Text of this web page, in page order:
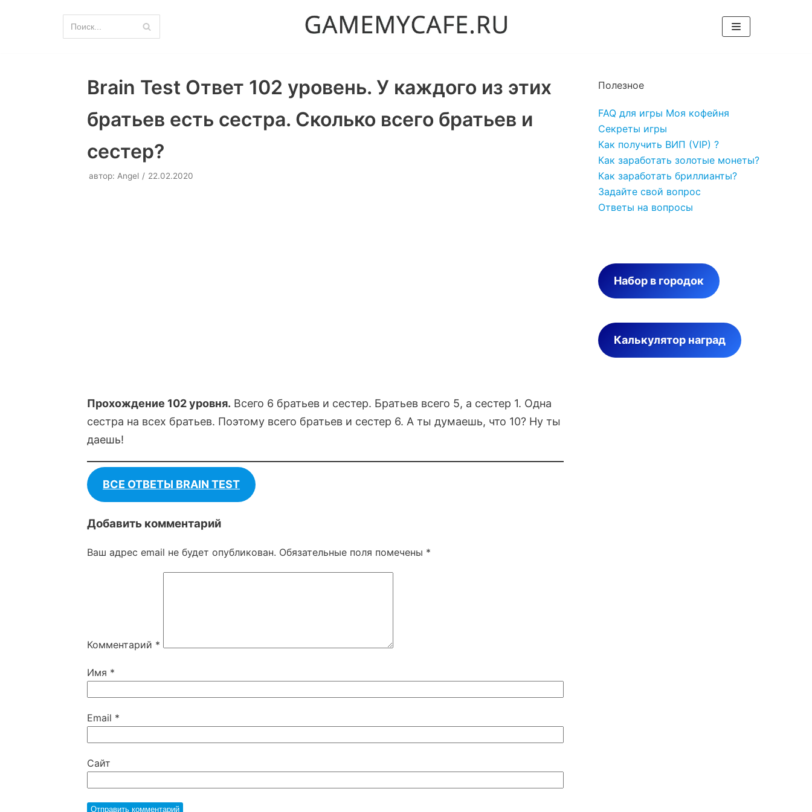
Brain Test Ответ 102 уровень. У каждого из этих
братьев есть сестра. Сколько всего братьев и
сестер?
автор: Angel 22.02.2020
Прохождение 102 уровня. Всего 6 братьев и сестер. Братьев всего 5, а сестер 1. Одна
сестра на всех братьев. Поэтому всего братьев и сестер 6. А ты думаешь, что 10? Ну ты
даешь!
ВСЕ ОТВЕТЫ BRAIN TEST
Добавить комментарий
Ваш адрес email не будет опубликован. Обязательные поля помечены *
Комментарий *
Имя *
Email *
Сайт
Полезное
FAQ для игры Моя кофейня
Секреты игры
Как получить ВИП (VIP) ?
Как заработать золотые монеты?
Как заработать бриллианты?
Задайте свой вопрос
Ответы на вопросы
Набор в городок
Калькулятор наград